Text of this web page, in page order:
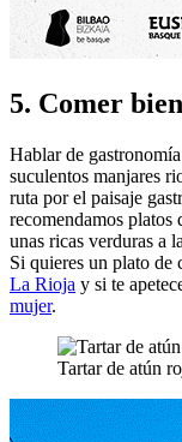
5. Comer
Hablar de
suculentos manjares
ruta por el paisaje
recomendamos platos
unas ricas verduras a
Si quieres un plato de
La Rioja y si te
mujer.
Tartar de atún